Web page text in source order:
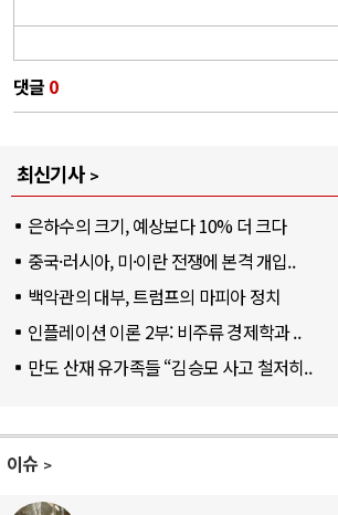
댓글 0
최신기사
은하수의 크기, 예상보다 10% 더 크다
중국·러시아, 미·이란 전쟁에 본격 개입..
백악관의 대부, 트럼프의 마피아 정치
인플레이션 이론 2부: 비주류 경제학과 ..
만도 산재 유가족들 “김승모 사고 철저히..
이슈